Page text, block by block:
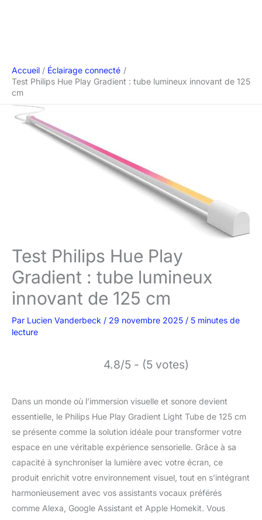
Accueil
Éclairage connecté
Test Philips Hue Play Gradient : tube lumineux innovant de 125
cm
Test Philips Hue Play
Gradient : tube lumineux
innovant de 125 cm
Par Lucien Vanderbeck / 29 novembre 2025 / 5 minutes de
lecture
4.8/5 - (5 votes)
Dans un monde où l’immersion visuelle et sonore devient
essentielle, le Philips Hue Play Gradient Light Tube de 125 cm
se présente comme la solution idéale pour transformer votre
espace en une véritable expérience sensorielle. Grâce à sa
capacité à synchroniser la lumière avec votre écran, ce
produit enrichit votre environnement visuel, tout en s’intégrant
harmonieusement avec vos assistants vocaux préférés
comme Alexa, Google Assistant et Apple Homekit. Vous